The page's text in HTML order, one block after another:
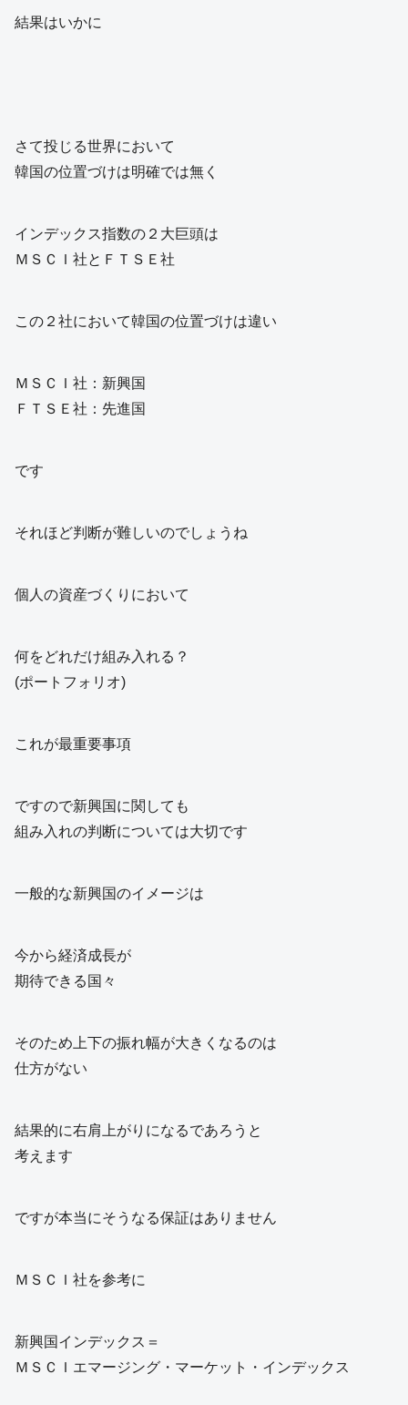
結果はいかに
さて投じる世界において
韓国の位置づけは明確では無く
インデックス指数の２大巨頭は
ＭＳＣＩ社とＦＴＳＥ社
この２社において韓国の位置づけは違い
ＭＳＣＩ社：新興国
ＦＴＳＥ社：先進国
です
それほど判断が難しいのでしょうね
個人の資産づくりにおいて
何をどれだけ組み入れる？
(ポートフォリオ)
これが最重要事項
ですので新興国に関しても
組み入れの判断については大切です
一般的な新興国のイメージは
今から経済成長が
期待できる国々
そのため上下の振れ幅が大きくなるのは
仕方がない
結果的に右肩上がりになるであろうと
考えます
ですが本当にそうなる保証はありません
ＭＳＣＩ社を参考に
新興国インデックス＝
ＭＳＣＩエマージング・マーケット・インデックス